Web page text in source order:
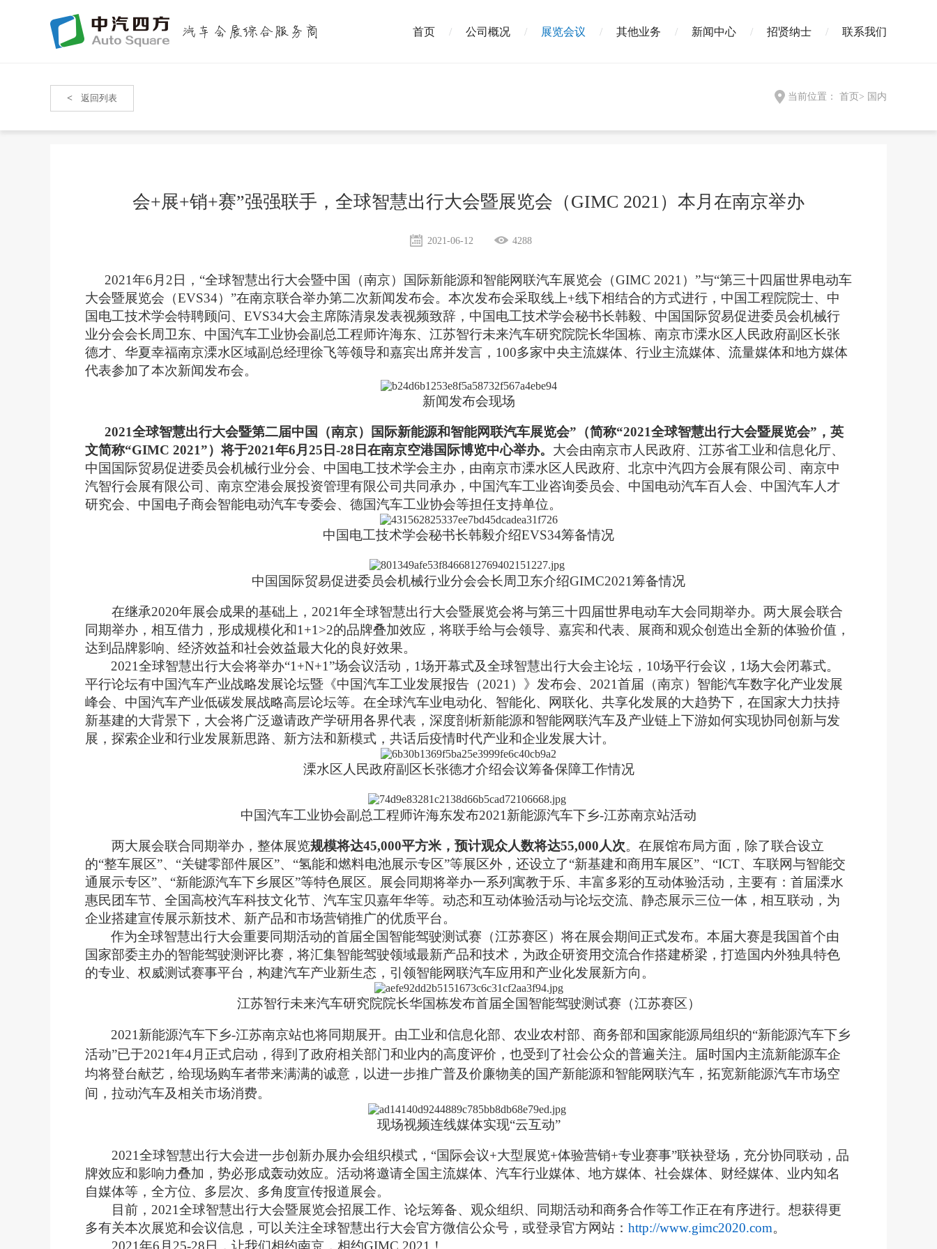
首页 公司概况 展览会议 其他业务 新闻中心 招贤纳士 联系我们
< 返回列表 当前位置： 首页 > 国内
会+展+销+赛”强强联手，全球智慧出行大会暨展览会（GIMC 2021）本月在南京举办
2021-06-12 4288
2021年6 月 2 日，“全球智慧出行大会暨中国（南京）国际新能源和智能网联汽车展览会（GIMC 2021）”与“第三十四届世界电动车
大会暨展览会（EVS34）”在南京联合举办第二次新闻发布会。 本次发布会采取线上+线下相结合的方式进行，中国工程院院士、中
国电工技术学会特聘顾问、EVS34大会主席陈清泉发表视频致辞， 中国电工技术学会秘书长韩毅、中国 国际贸易促进委员会机械行
业分会会长周卫东、 中国汽车工业协会副总工程师许海东、 江苏智行未来汽车研究院院长华国栋、 南京市溧水区人民政府副区长张
德才、 华夏幸福南京溧水区域副总经理徐飞等领导和嘉宾出席并发言，100多家中央主流媒体、行业主流媒体、流量媒体和地方媒体
代表参加了本次新闻发布会。
新闻发布会现场
2021全球智慧出行大会暨第二届中国（南京）国际新能源和智能网联汽车展览会”（简称“2021全球智慧出行大会暨展览会”，英
文简称“GIMC 2021”）将于2021年6月25日-28日在南京空港国际博览中心举办。 大会由南京市人民政府、江苏省工业和信息化厅、
中国国际贸易促进委员会机械行业分会、中国电工技术学会主办，由南京市溧水区人民政府、北京中汽四方会展有限公司、 南京中
汽智行会展有限公司、南京空港会展投资管理有限公司共同承办，中国汽车工业咨询委员会、中国电动汽车百人会、中国汽车人才
研究会、中国电子商会智能电动汽车专委会、德国汽车工业协会等担任支持单位。
中国电工技术学会秘书长韩毅介绍EVS34筹备情况
中国国际贸易促进委员会机械行业分会会长周卫东介绍GIMC2021筹备情况
在继承2020年展会成果的基础上，2021年全球智慧出行大会暨展览会将与第三十四届世界电动车大会同期举办。两大展会联合
同期举办，相互借力，形成规模化和1+1>2的品牌叠加效应，将联手给与会领导、嘉宾和代表、展商和观众创造出全新的体验价值，
达到品牌影响、经济效益和社会效益最大化的良好效果。
2021全球智慧出行大会将举办“1+N+1”场会议活动 ， 1场开幕式及全球智慧出行大会主论坛， 10场平行会议，1场大会闭幕式。
平行论坛有中国汽车产业战略发展论坛暨《中国汽车工业发展报告（2021）》发布会、2021首届（南京）智能汽车数字化产业发展
峰会、中国汽车产业低碳发展战略高层论坛等。 在全球汽车业电动化、智能化、网联化、共享化发展的大趋势下，在国家大力扶持
新基建的大背景下，大会将广泛邀请政产学研用各界代表，深度剖析新能源和智能网联汽车及产业链上下游如何实现协同创新与发
展，探索企业和行业发展新思路、新方法和新模式，共话后疫情时代产业和企业发展大计。
溧水区人民政府副区长张德才介绍会议筹备保障工作情况
中国汽车工业协会副总工程师许海东发布2021新能源汽车下乡-江苏南京站活动
两大展会联合同期举办，整体展览规模将达45,000平方米，预计观众人数将达55,000人次。在展馆布局方面，除了联合设立
的“整车展区”、“关键零部件展区”、“氢能和燃料电池展示专区”等展区外，还设立了“新基建和商用车展区”、“ICT、车联网与智能交
通展示专区”、“新能源汽车下乡展区”等特色展区。展会同期将举办一系列寓教于乐、丰富多彩的互动体验活动，主要有： 首届溧水
惠民团车节、全国高校汽车科技文化节、汽车宝贝嘉年华等。动态和互动体验活动与论坛交流、静态展示三位一体，相互联动，为
企业搭建宣传展示新技术、新产品和市场营销推广的优质平台。
作为全球智慧出行大会重要同期活动的首届全国智能驾驶测试赛（江苏赛区）将在展会期间正式发布。 本届大赛是我国首个由
国家部委主办的智能驾驶测评比赛 ，将汇集智能驾驶领域最新产品和技术，为政企研资用交流合作搭建桥梁，打造国内外独具特色
的专业、权威测试赛事平台，构建汽车产业新生态，引领智能网联汽车应用和产业化发展新方向。
江苏智行未来汽车研究院院长华国栋发布首届全国智能驾驶测试赛 （江苏赛区）
2021新能源汽车下乡-江苏南京站也将同期展开。由工业和信息化部、农业农村部、商务部和国家能源局组织的“新能源汽车下乡
活动”已于2021年4月正式启动，得到了政府相关部门和业内的高度评价，也受到了社会公众的普遍关注。届时国内主流新能源车企
均将登台献艺，给现场购车者带来满满的诚意，以进一步推广普及价廉物美的国产新能源和智能网联汽车，拓宽新能源汽车市场空
间，拉动汽车及相关市场消费。
现场视频连线媒体实现“云互动”
2021全球智慧出行大会进一步创新办展办会组织模式 ，“国际会议+大型展览+体验营销+专业赛事”联袂登场，充分协同联动，品
牌效应和影响力叠加，势必形成轰动效应。 活动将邀请全国主流媒体、汽车行业媒体、地方媒体、社会媒体、财经媒体、业内知名
自媒体等，全方位、多层次、多角度宣传报道展会。
目前，2021全球智慧出行大会暨展览会招展工作、 论坛筹备、观众组织、同期活动和商务合作等工作正在有序进行。 想获得更
多有关本次展览和会议信息，可以关注全球智慧出行大会官方微信公众号，或登录官方网站： http://www.gimc2020.com。
2021年6月25-28日
，让我们相约南京，相约GIMC 2021！